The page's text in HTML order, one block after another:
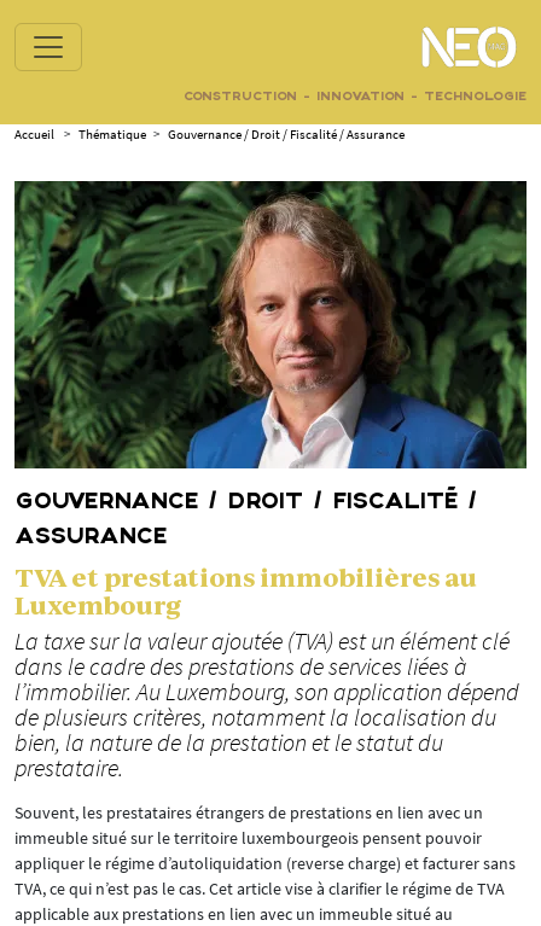
CONSTRUCTION - INNOVATION - TECHNOLOGIE
Accueil > Thématique > Gouvernance / Droit / Fiscalité / Assurance
GOUVERNANCE / DROIT / FISCALITÉ /
ASSURANCE
TVA et prestations immobilières au
Luxembourg
La taxe sur la valeur ajoutée (TVA) est un élément clé
dans le cadre des prestations de services liées à
l’immobilier. Au Luxembourg, son application dépend
de plusieurs critères, notamment la localisation du
bien, la nature de la prestation et le statut du
prestataire.
Souvent, les prestataires étrangers de prestations en lien avec un
immeuble situé sur le territoire luxembourgeois pensent pouvoir
appliquer le régime d’autoliquidation (reverse charge) et facturer sans
TVA, ce qui n’est pas le cas. Cet article vise à clarifier le régime de TVA
applicable aux prestations en lien avec un immeuble situé au